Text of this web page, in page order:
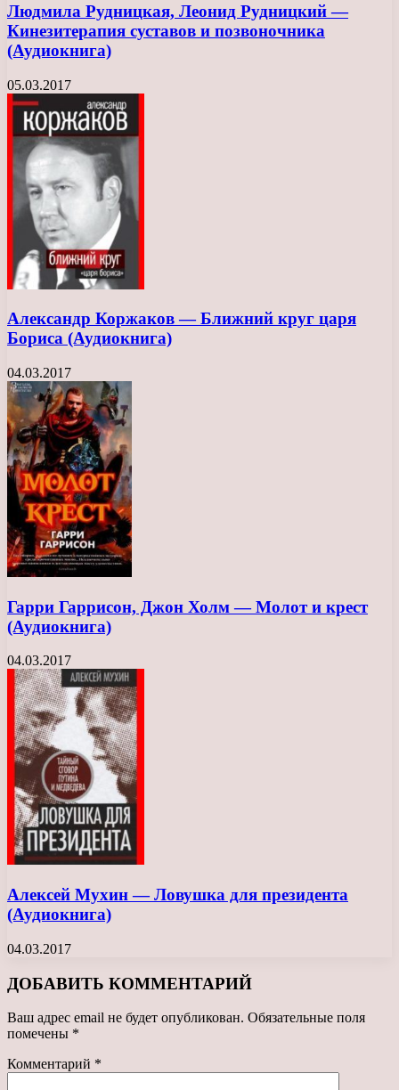
Людмила Рудницкая, Леонид Рудницкий —
Кинезитерапия суставов и позвоночника
(Аудиокнига)
05.03.2017
Александр Коржаков — Ближний круг царя
Бориса (Аудиокнига)
04.03.2017
Гарри Гаррисон, Джон Холм — Молот и крест
(Аудиокнига)
04.03.2017
Алексей Мухин — Ловушка для президента
(Аудиокнига)
04.03.2017
ДОБАВИТЬ КОММЕНТАРИЙ
Ваш адрес email не будет опубликован. Обязательные поля
помечены *
Комментарий *